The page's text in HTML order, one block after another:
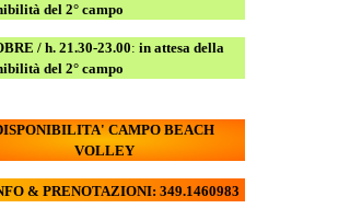
del 2° campo
/ h. 21.30-23.00:in attesa della
del 2° campo
CAMPOBEACH
VOLLEY
& PRENOTAZIONI: 349.1460983